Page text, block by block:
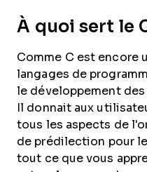
À quoi sert le
Comme C est encore
langages de
le développement
Il donnait aux
tous les aspects de
de prédilection pour
tout ce que vous